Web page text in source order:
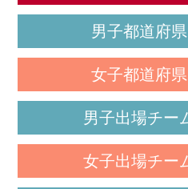
男子都道府
女子都道府
男子出場チー
女子出場チー